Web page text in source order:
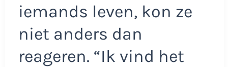
iemands leven, kon ze
niet anders dan
reageren. “Ik vind het